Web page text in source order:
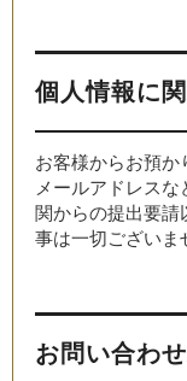
個人情報に
お客様からお預か
メールアドレス
関からの提出要請
事は一切ございま
お問い合わ